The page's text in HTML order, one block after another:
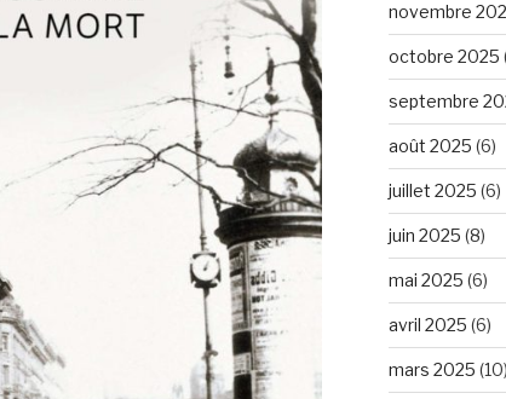
novembre
octobre 2025
septembre
août 2025 (6)
juillet 2025 (6)
juin 2025 (8)
mai 2025 (6)
avril 2025 (6)
mars 2025 (10)